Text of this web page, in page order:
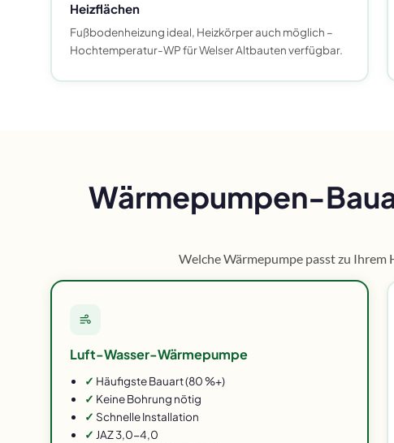
Heizflächen
Fußbodenheizung ideal, Heizkörper auch möglich –
Hochtemperatur-WP für Welser Altbauten verfügbar.
Wärmepumpen-
Welche Wärmepumpe passt zu Ihrem
Luft-Wasser-Wärmepumpe
✓ Häufigste Bauart (80 %+)
✓ Keine Bohrung nötig
✓ Schnelle Installation
✓ JAZ 3,0-4,0